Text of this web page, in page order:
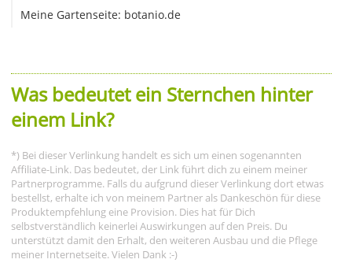
Meine Gartenseite: botanio.de
Was bedeutet ein Sternchen hinter
einem Link?
*) Bei dieser Verlinkung handelt es sich um einen sogenannten
Affiliate-Link. Das bedeutet, der Link führt dich zu einem meiner
Partnerprogramme. Falls du aufgrund dieser Verlinkung dort etwas
bestellst, erhalte ich von meinem Partner als Dankeschön für diese
Produktempfehlung eine Provision. Dies hat für Dich
selbstverständlich keinerlei Auswirkungen auf den Preis. Du
unterstützt damit den Erhalt, den weiteren Ausbau und die Pflege
meiner Internetseite. Vielen Dank :-)